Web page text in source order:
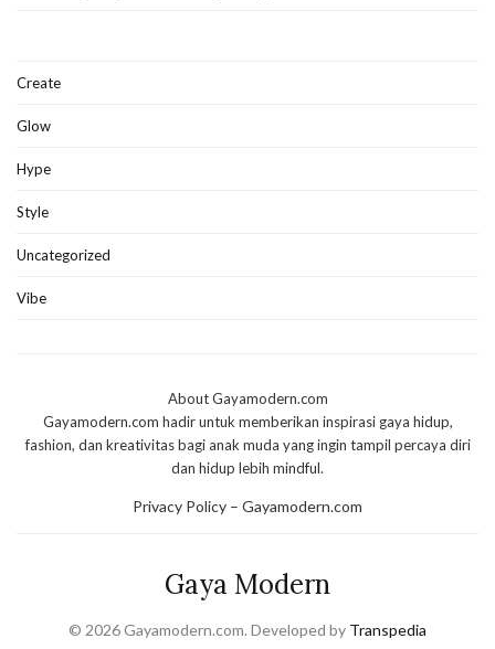
Create
Glow
Hype
Style
Uncategorized
Vibe
About Gayamodern.com
Gayamodern.com hadir untuk memberikan inspirasi gaya hidup,
fashion, dan kreativitas bagi anak muda yang ingin tampil percaya diri
dan hidup lebih mindful.
Privacy Policy – Gayamodern.com
Gaya Modern
© 2026 Gayamodern.com. Developed by Transpedia